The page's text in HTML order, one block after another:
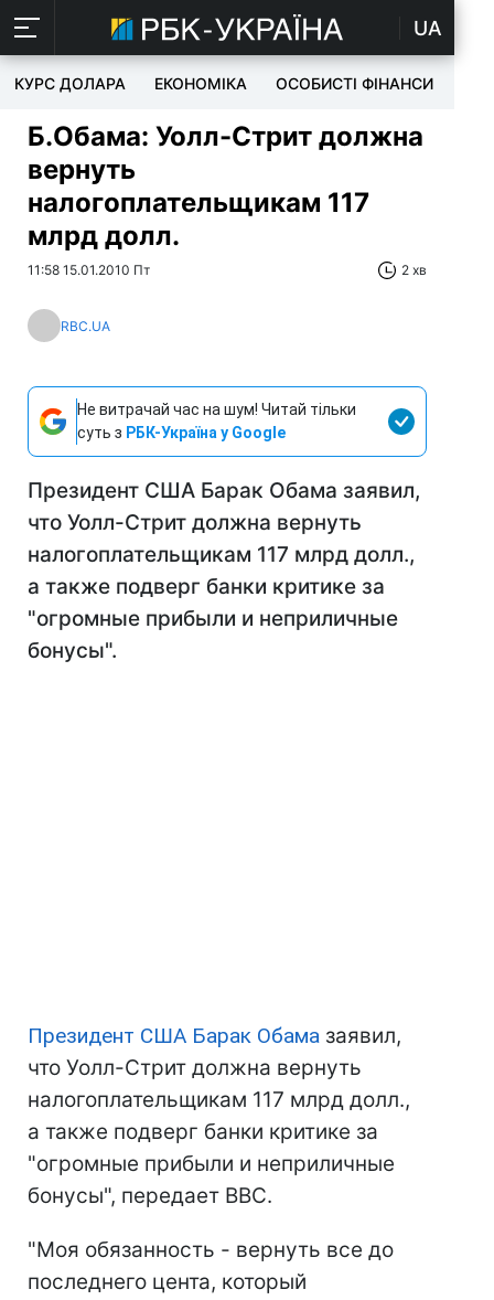
UA
КУРС ДОЛАРА ЕКОНОМІКА ОСОБИСТІ ФІНАНСИ
Б.Обама: Уолл-Стрит должна
вернуть
налогоплательщикам 117
млрд долл.
11:58 15.01.2010 Пт 2 хв
RBC.UA
Не витрачай час на шум! Читай тільки
суть з РБК-Україна у Google
Президент США Барак Обама заявил,
что Уолл-Стрит должна вернуть
налогоплательщикам 117 млрд долл.,
а также подверг банки критике за
"огромные прибыли и неприличные
бонусы".
Президент США Барак Обама заявил,
что Уолл-Стрит должна вернуть
налогоплательщикам 117 млрд долл.,
а также подверг банки критике за
"огромные прибыли и неприличные
бонусы", передает ВВС.
"Моя обязанность - вернуть все до
последнего цента, который